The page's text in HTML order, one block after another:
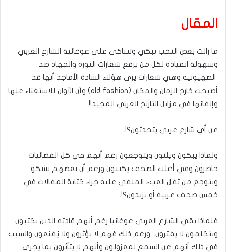
المقال
ما زالت بعض النخب تبكي وتتباكى على غوغائية الشارع العربي
وسهولة انقياده لكل من يرفع شعارات الثورة والجهاد ضد
الصهيونية وهي شعارات يرى هؤلاء السادة الأماجد أنها قد
أصبحت خارج الزمان والمكان (old fashion) وآن الأوان للاستغناء عنها
وإلقائها في مزابل التاريخ العربي المجيد!!.
عن أي شارع عربي يتحدثون؟!.
ولماذا يبكون ويئنون ويتوجعون رغم أنهم في كل الفضائيات
حاضرون وفي أغلب الصحف يكتبون ورغم أن بعضهم يشكو
ويتوجع من ثقل العبء الملقى عليه جراء كتابة المقالات في
خمس صحف عربية أو يزيدون؟!.
فلماذا بقي الشارع العربي غوغائيا رغم أنهم قادته الذين يكتبون
ويتكلمون لا يفترون.. ورغم ذلك فهم لا يؤثرون ولا يُقنعون والسبب
في ذلك أنهم عن السمع لمعزولون وأنهم لا يتأثرون بما يجري